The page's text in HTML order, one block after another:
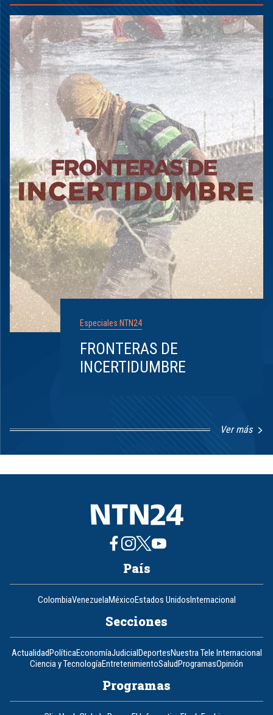
Especiales NTN24
FRONTERAS DE
INCERTIDUMBRE
Ver más
1
8
País
ColombiaVenezuelaMéxicoEstados UnidosInternacional
Secciones
ActualidadPolíticaEconomíaJudicialDeportesNuestra Tele Internacional
Ciencia y TecnologíaEntretenimientoSaludProgramasOpinión
Programas